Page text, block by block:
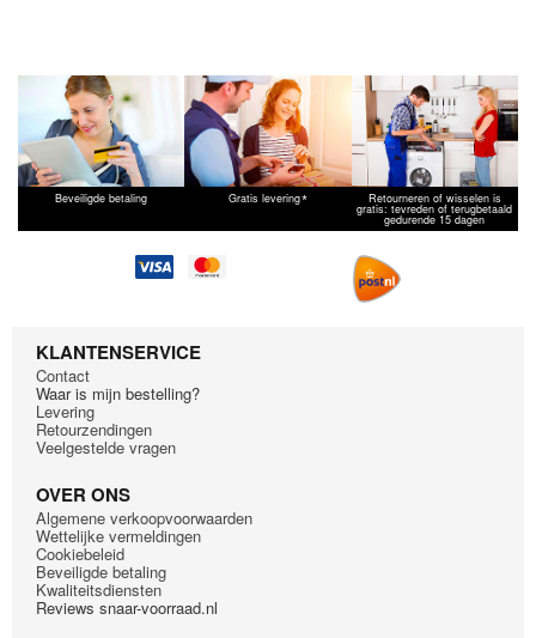
Smeg
AS61E
Smeg
AS73CES
Teka
TKS 600
Beveiligde betaling Gratis levering* Retourneren of wisselen is
gratis: tevreden of terugbetaald
gedurende 15 dagen
KLANTENSERVICE
Contact
Waar is mijn bestelling?
Levering
Retourzendingen
Veelgestelde vragen
OVER ONS
Algemene verkoopvoorwaarden
Wettelijke vermeldingen
Cookiebeleid
Beveiligde betaling
Kwaliteitsdiensten
Reviews snaar-voorraad.nl